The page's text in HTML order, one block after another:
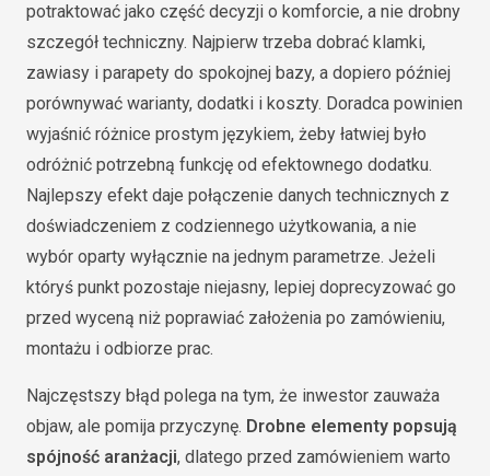
potraktować jako część decyzji o komforcie, a nie drobny
szczegół techniczny. Najpierw trzeba dobrać klamki,
zawiasy i parapety do spokojnej bazy, a dopiero później
porównywać warianty, dodatki i koszty. Doradca powinien
wyjaśnić różnice prostym językiem, żeby łatwiej było
odróżnić potrzebną funkcję od efektownego dodatku.
Najlepszy efekt daje połączenie danych technicznych z
doświadczeniem z codziennego użytkowania, a nie
wybór oparty wyłącznie na jednym parametrze. Jeżeli
któryś punkt pozostaje niejasny, lepiej doprecyzować go
przed wyceną niż poprawiać założenia po zamówieniu,
montażu i odbiorze prac.
Najczęstszy błąd polega na tym, że inwestor zauważa
objaw, ale pomija przyczynę. Drobne elementy popsują
spójność aranżacji, dlatego przed zamówieniem warto